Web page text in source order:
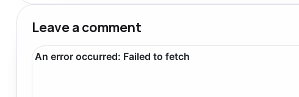
Leave a comment